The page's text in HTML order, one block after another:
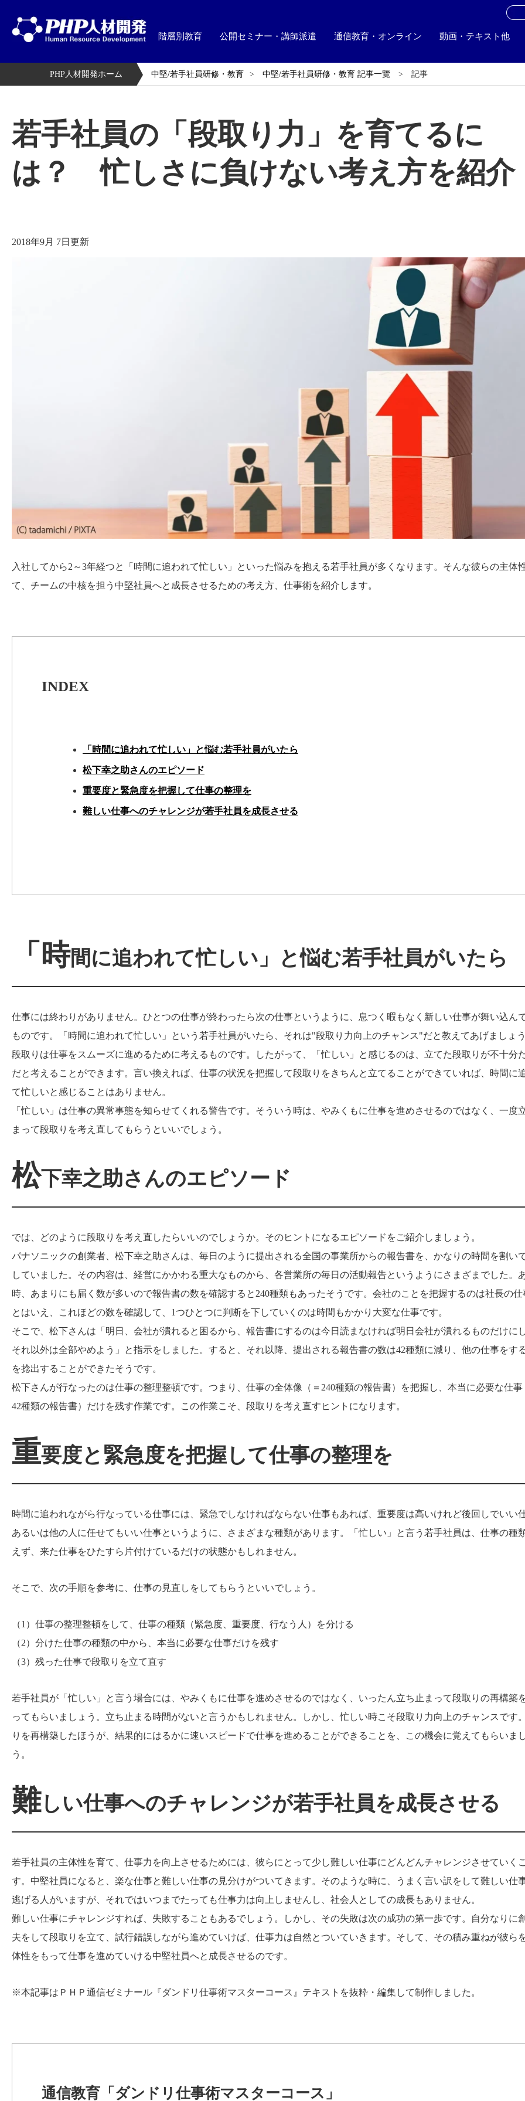
階層別教育 公開セミナー・講師派遣 通信教育・オンライン 動画・テキスト他
PHP人材開発ホーム 中堅/若手社員研修・教育 中堅/若手社員研修・教育 記事一覽 記事
若手社員の「段取り力」を育てるに
は？ 忙しさに負けない考え方を紹介
2018年9月 7日更新
入社してから2～3年経つと「時間に追われて忙しい」といった悩みを抱える若手社員が多くなります。そんな彼らの主体
て、チームの中核を担う中堅社員へと成長させるための考え方、仕事術を紹介します。
INDEX
「時間に追われて忙しい」と悩む若手社員がいたら
松下幸之助さんのエピソード
重要度と緊急度を把握して仕事の整理を
難しい仕事へのチャレンジが若手社員を成長させる
「時間に追われて忙しい」と悩む若手社員がいたら
仕事には終わりがありません。ひとつの仕事が終わったら次の仕事というように、息つく暇もなく新しい仕事が舞い込ん
ものです。「時間に追われて忙しい」という若手社員がいたら、それは"段取り力向上のチャンス"だと教えてあげましょ
段取りは仕事をスムーズに進めるために考えるものです。したがって、「忙しい」と感じるのは、立てた段取りが不十分
だと考えることができます。言い換えれば、仕事の状況を把握して段取りをきちんと立てることができていれば、時間に
て忙しいと感じることはありません。
「忙しい」は仕事の異常事態を知らせてくれる警告です。そういう時は、やみくもに仕事を進めさせるのではなく、一度
まって段取りを考え直してもらうといいでしょう。
松下幸之助さんのエピソード
では、どのように段取りを考え直したらいいのでしょうか。そのヒントになるエピソードをご紹介しましょう。
パナソニックの創業者、松下幸之助さんは、毎日のように提出される全国の事業所からの報告書を、かなりの時間を割い
していました。その内容は、経営にかかわる重大なものから、各営業所の毎日の活動報告というようにさまざまでした。
時、あまりにも届く数が多いので報告書の数を確認すると240種類もあったそうです。会社のことを把握するのは社長の仕
とはいえ、これほどの数を確認して、1つひとつに判断を下していくのは時間もかかり大変な仕事です。
そこで、松下さんは「明日、会社が潰れると困るから、報告書にするのは今日読まなければ明日会社が潰れるものだけに
それ以外は全部やめよう」と指示をしました。すると、それ以降、提出される報告書の数は42種類に減り、他の仕事をす
を捻出することができたそうです。
松下さんが行なったのは仕事の整理整頓です。つまり、仕事の全体像（＝240種類の報告書）を把握し、本当に必要な仕事
42種類の報告書）だけを残す作業です。この作業こそ、段取りを考え直すヒントになります。
重要度と緊急度を把握して仕事の整理を
時間に追われながら行なっている仕事には、緊急でしなければならない仕事もあれば、重要度は高いけれど後回しでいい
あるいは他の人に任せてもいい仕事というように、さまざまな種類があります。「忙しい」と言う若手社員は、仕事の種
えず、来た仕事をひたすら片付けているだけの状態かもしれません。
そこで、次の手順を参考に、仕事の見直しをしてもらうといいでしょう。
（1）仕事の整理整頓をして、仕事の種類（緊急度、重要度、行なう人）を分ける
（2）分けた仕事の種類の中から、本当に必要な仕事だけを残す
（3）残った仕事で段取りを立て直す
若手社員が「忙しい」と言う場合には、やみくもに仕事を進めさせるのではなく、いったん立ち止まって段取りの再構築
ってもらいましょう。立ち止まる時間がないと言うかもしれません。しかし、忙しい時こそ段取り力向上のチャンスです
りを再構築したほうが、結果的にはるかに速いスピードで仕事を進めることができることを、この機会に覚えてもらいま
う。
難しい仕事へのチャレンジが若手社員を成長させる
若手社員の主体性を育て、仕事力を向上させるためには、彼らにとって少し難しい仕事にどんどんチャレンジさせていく
す。中堅社員になると、楽な仕事と難しい仕事の見分けがついてきます。そのような時に、うまく言い訳をして難しい仕
逃げる人がいますが、それではいつまでたっても仕事力は向上しませんし、社会人としての成長もありません。
難しい仕事にチャレンジすれば、失敗することもあるでしょう。しかし、その失敗は次の成功の第一歩です。自分なりに
夫をして段取りを立て、試行錯誤しながら進めていけば、仕事力は自然とついていきます。そして、その積み重ねが彼ら
体性をもって仕事を進めていける中堅社員へと成長させるのです。
※本記事はＰＨＰ通信ゼミナール『ダンドリ仕事術マスターコース』テキストを抜粋・編集して制作しました。
通信教育「ダンドリ仕事術マスターコース」